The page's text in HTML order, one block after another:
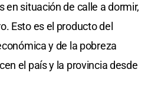
en situación de calle a dormir,
Esto es el producto del
y de la pobreza
el país y la provincia desde